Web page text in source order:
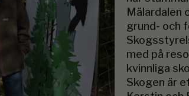
Mälardalen
grund- och
med på
kvinnliga
Skogen är